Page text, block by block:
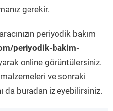
gerekir.
aracınızın periyodik bakım
periyodik-bakim-
online görüntülersiniz.
ve sonraki
da buradan izleyebilirsiniz.